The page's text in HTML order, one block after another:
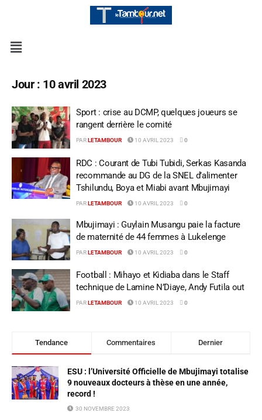
Jour : 10 avril 2023
Sport : crise au DCMP, quelques joueurs se
rangent derrière le comité
PAR LETAMBOUR 10 AVRIL 2023 0
RDC : Courant de Tubi Tubidi, Serkas Kasanda
recommande au DG de la SNEL d’alimenter
Tshilundu, Boya et Miabi avant Mbujimayi
PARLETAMBOUR 10 AVRIL 2023 0
Mbujimayi : Guylain Musangu paie la facture
de maternité de 44 femmes à Lukelenge
PARLETAMBOUR 10 AVRIL 2023 0
Football : Mihayo et Kidiaba dans le Staff
technique de Lamine N’Diaye, Andy Futila out
PAR LETAMBOUR 10 AVRIL 2023 0
Tendance Commentaires Dernier
ESU : l’Université Officielle de Mbujimayi totalise
9 nouveaux docteurs à thèse en une année,
record !
30 NOVEMBRE 2023